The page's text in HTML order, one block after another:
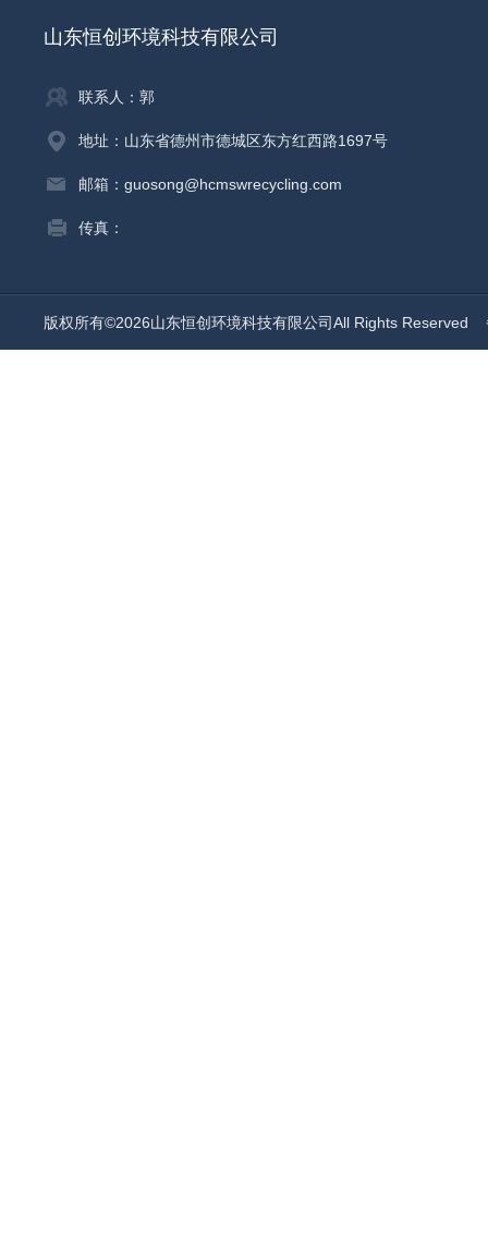
山东恒创环境科技有限公司
联系人：郭
地址：山东省德州市德城区东方红西路1697号
邮箱：guosong@hcmswrecycling.com
传真：
版权所有©2026山东恒创环境科技有限公司All Rights Reserved